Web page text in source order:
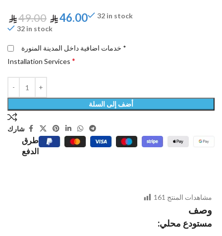
49.00 46.00
32 in stock
32 in stock
خدمات اضافية داخل المدينة المنورة *
Installation Services *
أضف إلى السلة
شارك
طرق
الدفع
مشاهدات المنتج 161
وصف
:مستودع محلي